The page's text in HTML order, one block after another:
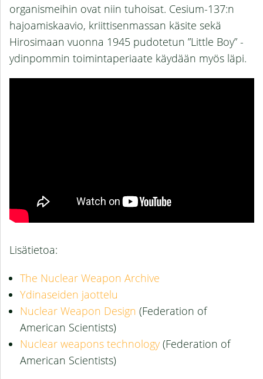
organismeihin ovat niin tuhoisat. Cesium-137:n
hajoamiskaavio, kriittisenmassan käsite sekä
Hirosimaan vuonna 1945 pudotetun ”Little Boy” -
ydinpommin toimintaperiaate käydään myös läpi.
Lisätietoa:
The Nuclear Weapon Archive
Ydinaseiden jaottelu
Nuclear Weapon Design (Federation of
American Scientists)
Nuclear weapons technology(Federation of
American Scientists)